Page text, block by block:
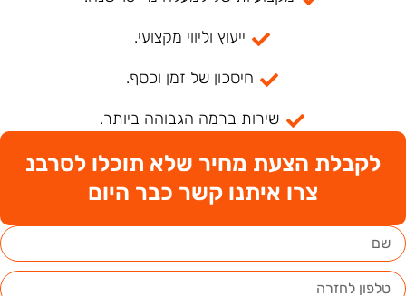
ייעוץ וליווי מקצועי.
חיסכון של זמן וכסף.
שירות ברמה הגבוהה ביותר.
לקבלת הצעת מחיר שלא תוכלו לסרבנ
צרו איתנו קשר כבר היום